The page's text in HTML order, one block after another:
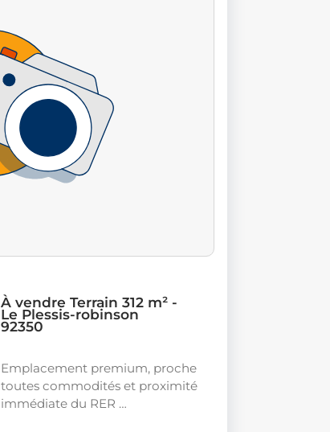
À vendre Terrain 312 m² -
Le Plessis-robinson
92350
Emplacement premium, proche
toutes commodités et proximité
immédiate du RER …